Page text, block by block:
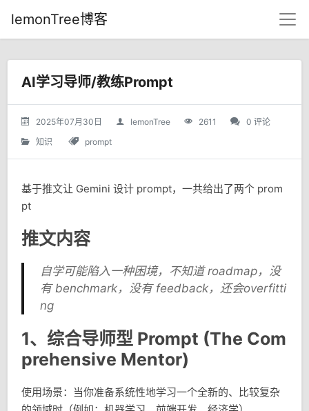
lemonTree博客
AI学习导师/教练Prompt
2025年07月30日 lemonTree 2611
0 评论
知识
prompt
基于推文让 Gemini 设计 prompt，一共给出了两个 prom
pt
推文内容
自学可能陷入一种困境，不知道 roadmap，没
有 benchmark，没有 feedback，还会overfitti
ng
1、综合导师型 Prompt (The Com
prehensive Mentor)
使用场景：当你准备系统性地学习一个全新的、比较复杂